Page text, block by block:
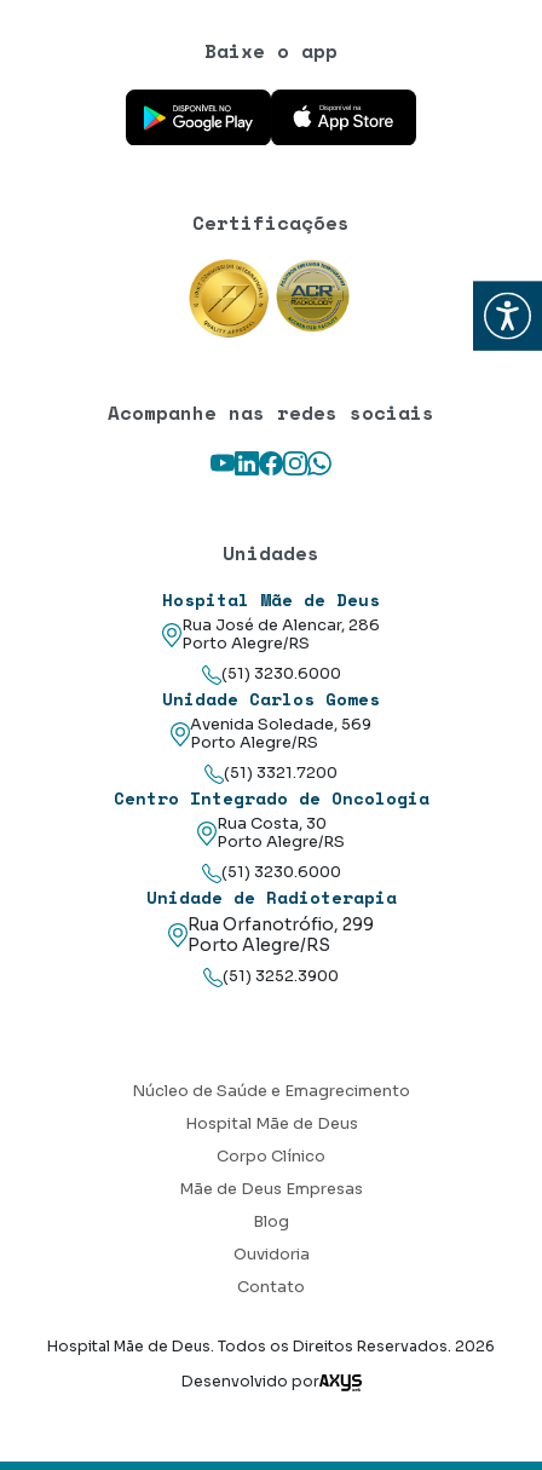
Abrir
Baixe o app
Baixe o aplicativo na Google Play Store
Baixe o aplicativo na App Store
Certificações
Acompanhe nas redes sociais
Youtube
LinkedIn
Facebook
Instagram
WhatsApp
Unidades
Hospital Mãe de Deus
Rua José de Alencar, 286
Porto Alegre/RS
(51) 3230.6000
Unidade Carlos Gomes
Avenida Soledade, 569
Porto Alegre/RS
(51) 3321.7200
Centro Integrado de Oncologia
Rua Costa, 30
Porto Alegre/RS
(51) 3230.6000
Unidade de Radioterapia
Rua Orfanotrófio, 299
Porto Alegre/RS
(51) 3252.3900
Núcleo de Saúde e Emagrecimento
Hospital Mãe de Deus
Corpo Clínico
Mãe de Deus Empresas
Blog
Ouvidoria
Contato
Hospital Mãe de Deus. Todos os Direitos Reservados. 2026
Desenvolvido por
Axysweb